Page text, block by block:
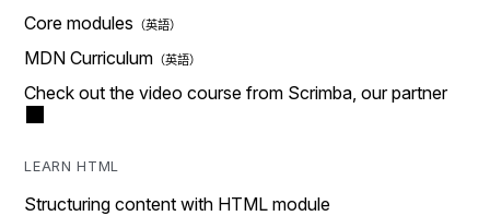
Core modules
MDN Curriculum
Check out the video course from Scrimba, our partner
LEARN HTML
Structuring content with HTML module